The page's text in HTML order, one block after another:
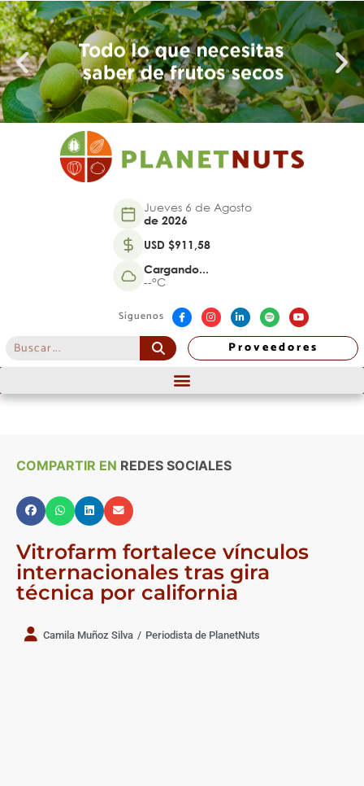
Jueves 6 de Agosto
de 2026
USD $911,58
Cargando...
--°C
Síguenos
Proveedores
COMPARTIR EN REDES SOCIALES
Vitrofarm fortalece vínculos
internacionales tras gira
técnica por california
Camila Muñoz Silva / Periodista de PlanetNuts